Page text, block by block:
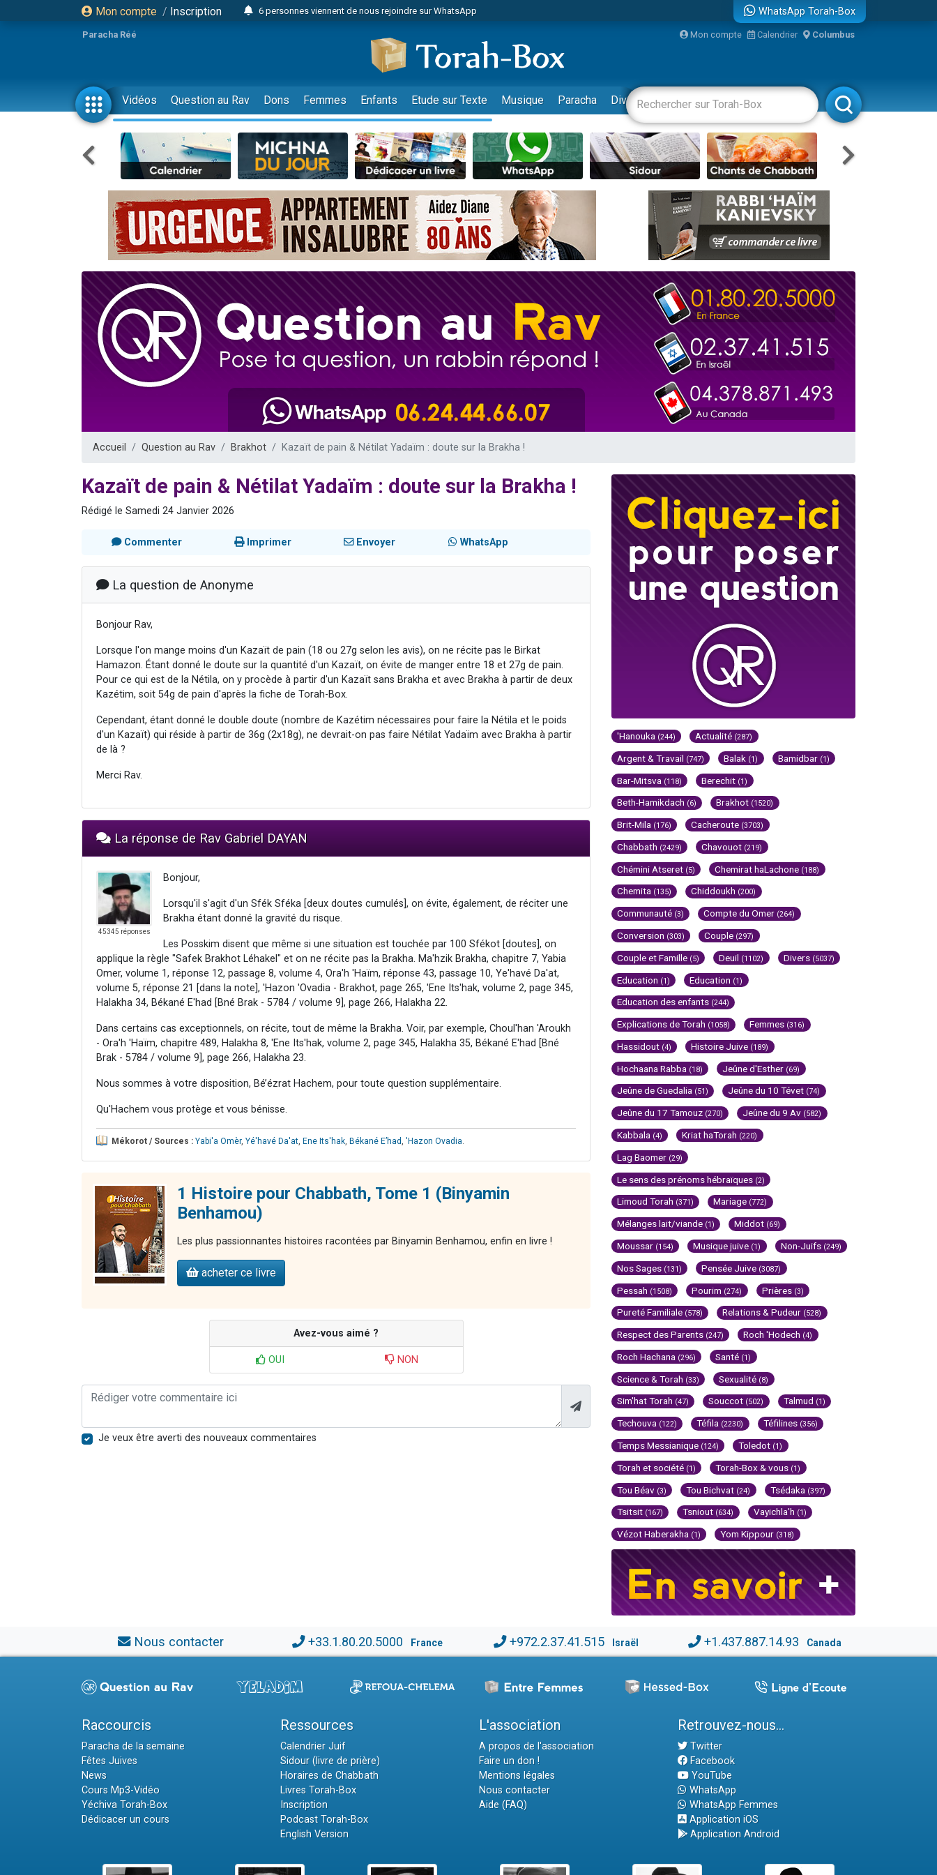
Mon compte / Inscription
6 personnes viennent de nous rejoindre sur WhatsApp
2 personnes viennent de faire un don pour 1 Journée de Vacances Pour les Enfants
17 personnes viennent de demander une bénédiction
4 personnes viennent de nous rejoindre sur WhatsApp
Il reste 49 places pour étudier en groupe sur Zoom
23 personnes viennent de faire un don pour Diane, 80 ans, dans un appartement insalubre
Eva vient de donner son Maasser
4 personnes viennent de nous rejoindre sur WhatsApp
3 personnes viennent de nous rejoindre sur WhatsApp
3 personnes viennent de faire un don pour 5 jours de vacances aux Orphelins
Odaya vient de donner son Maasser
13 personnes viennent de demander une bénédiction
2 personnes viennent de nous rejoindre sur WhatsApp
30 personnes viennent de faire un don pour Sauvez la jambe de Yohan
Il reste 49 places pour étudier en groupe sur Zoom
3 personnes viennent de nous rejoindre sur WhatsApp
2 personnes viennent de nous rejoindre sur WhatsApp
2 personnes viennent de nous rejoindre sur WhatsApp
WhatsApp Torah-Box
Paracha Réé Mon compte Calendrier Columbus
Vidéos Question au Rav Dons Femmes Enfants Etude sur Texte Musique Paracha Divertissements Livres Rabbanim
Accueil Question au Rav Brakhot Kazaït de pain & Nétilat Yadaïm : doute sur la Brakha !
Kazaït de pain & Nétilat Yadaïm : doute sur la Brakha !
Rédigé le Samedi 24 Janvier 2026
Commenter Imprimer Envoyer WhatsApp
La question de Anonyme
Bonjour Rav,
Lorsque l'on mange moins d'un Kazaït de pain (18 ou 27g selon les avis), on ne récite pas le Birkat
Hamazon. Étant donné le doute sur la quantité d'un Kazaït, on évite de manger entre 18 et 27g de pain.
Pour ce qui est de la Nétila, on y procède à partir d'un Kazaït sans Brakha et avec Brakha à partir de deux
Kazétim, soit 54g de pain d'après la fiche de Torah-Box.
Cependant, étant donné le double doute (nombre de Kazétim nécessaires pour faire la Nétila et le poids
d'un Kazaït) qui réside à partir de 36g (2x18g), ne devrait-on pas faire Nétilat Yadaïm avec Brakha à partir
de là ?
Merci Rav.
La réponse de Rav Gabriel DAYAN
45345 réponses
Bonjour,
Lorsqu'il s'agit d'un Sfék Sféka [deux doutes cumulés], on évite, également, de réciter une
Brakha étant donné la gravité du risque.
Les Posskim disent que même si une situation est touchée par 100 Sfékot [doutes], on
applique la règle "Safek Brakhot Léhakel" et on ne récite pas la Brakha. Ma'hzik Brakha, chapitre 7, Yabia
Omer, volume 1, réponse 12, passage 8, volume 4, Ora'h 'Haïm, réponse 43, passage 10, Ye'havé Da'at,
volume 5, réponse 21 [dans la note], 'Hazon 'Ovadia - Brakhot, page 265, 'Ene Its'hak, volume 2, page 345,
Halakha 34, Békané E'had [Bné Brak - 5784 / volume 9], page 266, Halakha 22.
Dans certains cas exceptionnels, on récite, tout de même la Brakha. Voir, par exemple, Choul'han 'Aroukh
- Ora'h 'Haïm, chapitre 489, Halakha 8, 'Ene Its'hak, volume 2, page 345, Halakha 35, Békané E'had [Bné
Brak - 5784 / volume 9], page 266, Halakha 23.
Nous sommes à votre disposition, Bé’ézrat Hachem, pour toute question supplémentaire.
Qu'Hachem vous protège et vous bénisse.
Mékorot / Sources : Yabi'a Omèr, Yé'havé Da'at Ene Its'hak Békané E’had 'Hazon Ovadia
1 Histoire pour Chabbath, Tome 1 (Binyamin
Benhamou)
Les plus passionnantes histoires racontées par Binyamin Benhamou, enfin en livre !
acheter ce livre
Avez-vous aimé ?
OUI NON
Je veux être averti des nouveaux commentaires
'Hanouka (244) Actualité (287)
Argent & Travail (747) Balak (1) Bamidbar (1)
Bar-Mitsva (118) Berechit (1)
Beth-Hamikdach (6) Brakhot (1520)
Brit-Mila (176) Cacheroute (3703)
Chabbath (2429) Chavouot (219)
Chémini Atseret (5) Chemirat haLachone (188)
Chemita (135) Chiddoukh (200)
Communauté (3) Compte du Omer (264)
Conversion (303) Couple (297)
Couple et Famille (5) Deuil (1102) Divers (5037)
Education (1) Education (1)
Education des enfants (244)
Explications de Torah (1058) Femmes (316)
Hassidout (4) Histoire Juive (189)
Hochaana Rabba (18) Jeûne d'Esther (69)
Jeûne de Guedalia (51) Jeûne du 10 Tévet (74)
Jeûne du 17 Tamouz (270) Jeûne du 9 Av (582)
Kabbala (4) Kriat haTorah (220)
Lag Baomer (29)
Le sens des prénoms hébraïques (2)
Limoud Torah (371) Mariage (772)
Mélanges lait/viande (1) Middot (69)
Moussar (154) Musique juive (1) Non-Juifs (249)
Nos Sages (131) Pensée Juive (3087)
Pessah (1508) Pourim (274) Prières (3)
Pureté Familiale (578) Relations & Pudeur (528)
Respect des Parents (247) Roch 'Hodech (4)
Roch Hachana (296) Santé (1)
Science & Torah (33) Sexualité (8)
Sim'hat Torah (47) Souccot (502) Talmud (1)
Techouva (122) Téfila (2230) Téfilines (356)
Temps Messianique (124) Toledot (1)
Torah et société (1) Torah-Box & vous (1)
Tou Béav (3) Tou Bichvat (24) Tsédaka (397)
Tsitsit (167) Tsniout (634) Vayichla'h (1)
Vézot Haberakha (1) Yom Kippour (318)
Nous contacter +33.1.80.20.5000 France +972.2.37.41.515 Israël +1.437.887.14.93 Canada
Raccourcis
Paracha de la semaine
Fêtes Juives
News
Cours Mp3-Vidéo
Yéchiva Torah-Box
Dédicacer un cours
Ressources
Calendrier Juif
Sidour (livre de prière)
Horaires de Chabbath
Livres Torah-Box
Inscription
Podcast Torah-Box
English Version
L'association
A propos de l'association
Faire un don !
Mentions légales
Nous contacter
Aide (FAQ)
Retrouvez-nous...
Twitter
Facebook
YouTube
WhatsApp
WhatsApp Femmes
Application iOS
Application Android